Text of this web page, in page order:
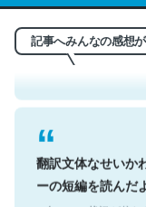
記事へみんなの感想
れ好き。Let’s
─今のこの状況が信じ
翻訳文体なせいか
ーの短編を読んだ